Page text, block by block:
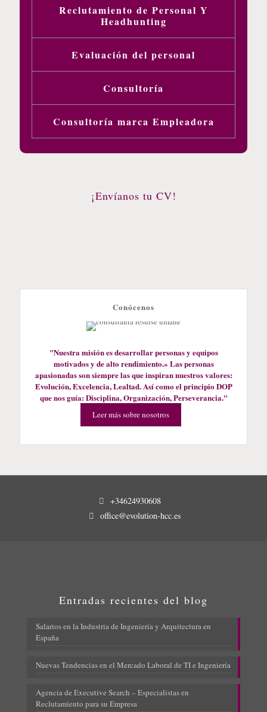
Reclutamiento de Personal Y
Headhunting
Evaluación del personal
Consultoría
Consultoría marca Empleadora
¡Envíanos tu CV!
Conócenos
"Nuestra misión es desarrollar personas y equipos
motivados y de alto rendimiento.» Las personas
apasionadas son siempre las que inspiran nuestros valores:
Evolución, Excelencia, Lealtad. Así como el principio DOP
que nos guía: Disciplina, Organización, Perseverancia."
Leer más sobre nosotros
+34624930608
office@evolution-hcc.es
Entradas recientes del blog
Salarios en la Industria de Ingeniería y Arquitectura en
España
Nuevas Tendencias en el Mercado Laboral de TI e Ingeniería
Agencia de Executive Search – Especialistas en
Reclutamiento para su Empresa